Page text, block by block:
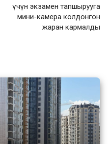
үчүн экзамен тапшырууга
мини-камера колдонгон
жаран кармалды